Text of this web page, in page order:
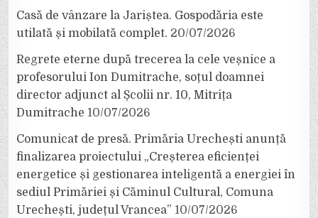
Casă de vânzare la Jariștea. Gospodăria este
utilată și mobilată complet. 20/07/2026
Regrete eterne după trecerea la cele veșnice a
profesorului Ion Dumitrache, soțul doamnei
director adjunct al Școlii nr. 10, Mitrița
Dumitrache 10/07/2026
Comunicat de presă. Primăria Urechești anunță
finalizarea proiectului „Creșterea eficienței
energetice și gestionarea inteligentă a energiei în
sediul Primăriei și Căminul Cultural, Comuna
Urechești, județul Vrancea” 10/07/2026